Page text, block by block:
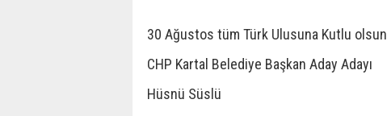
30 Ağustos tüm Türk Ulusuna Kutlu olsun
CHP Kartal Belediye Başkan Aday Adayı
Hüsnü Süslü